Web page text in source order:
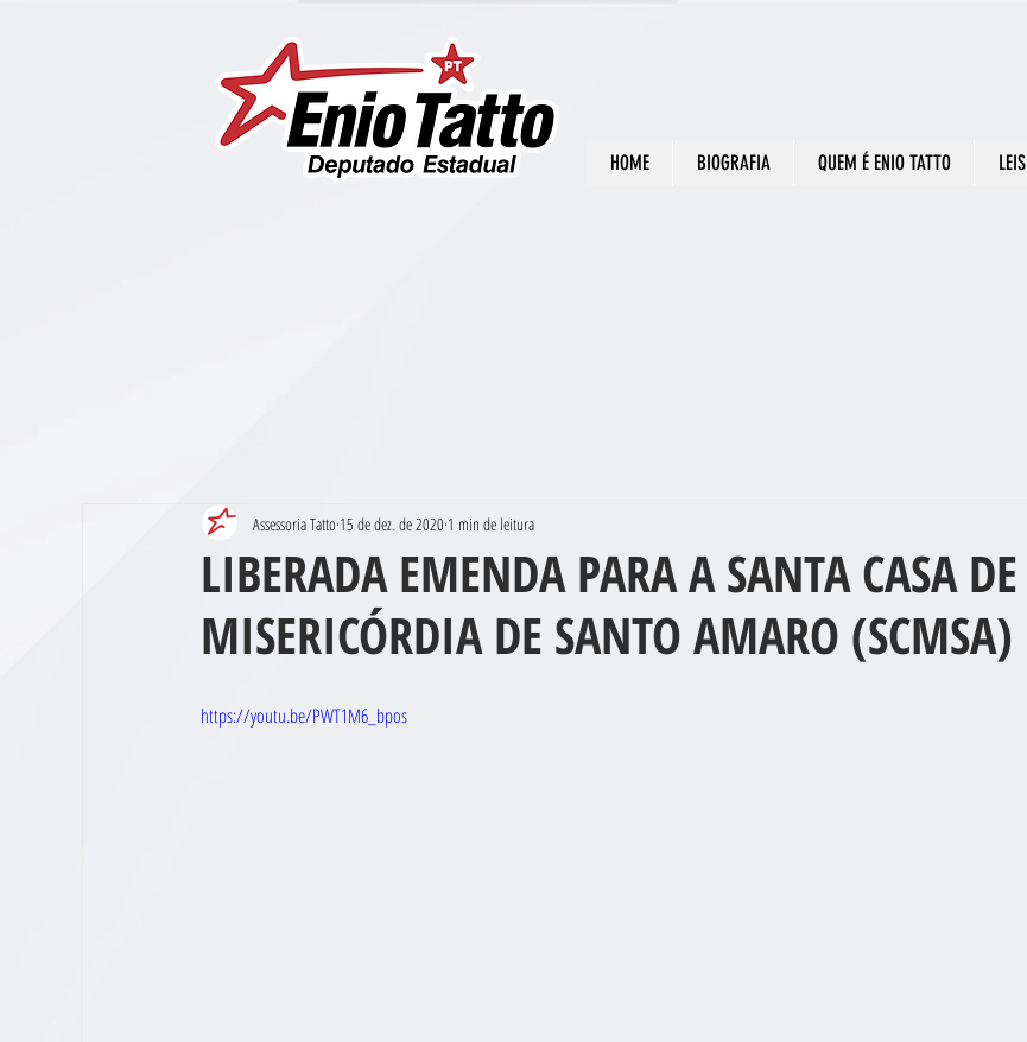
HOME BIOGRAFIA QUEM É ENIO TATTO LEIS
LIBERADA EMENDA PARA A SANTA CASA DE
MISERICÓRDIA DE SANTO AMARO (SCMSA)
Assessoria Tatto 15 de dez. de 2020 1 min de leitura
https://youtu.be/PWT1M6_bpos